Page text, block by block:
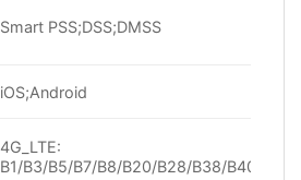
Smart PSS;DSS;DMSS
iOS;Android
4G_LTE:
B1/B3/B5/B7/B8/B20/B28/B38/B40/B41